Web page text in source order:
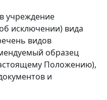
учреждение
исключении) вида
видов
образец
Положению),
и